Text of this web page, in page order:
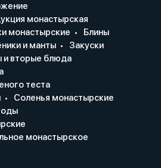
монастырская
монастырские
Блины
и манты
Закуски
и вторые блюда
теста
Соленья монастырские
монастырское